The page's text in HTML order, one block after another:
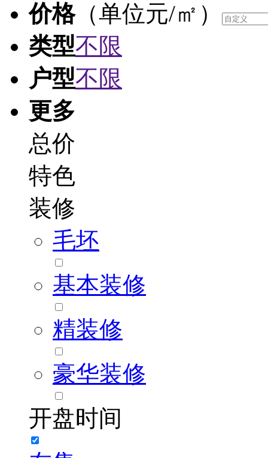
价格（单位元/㎡）
类型不限
户型不限
更多
总价
特色
装修
毛坯
基本装修
精装修
豪华装修
开盘时间